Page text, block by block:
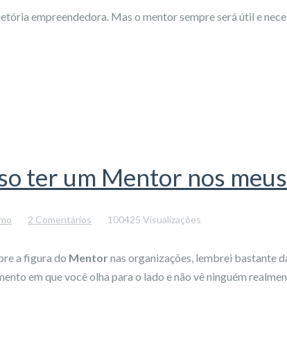
empreendedora. Mas o mentor sempre será útil e
ter um Mentor nos
2 Comentários 100425 Visualizações
a figura do Mentor nas organizações, lembrei bastante
em que você olha para o lado e não vê ninguém